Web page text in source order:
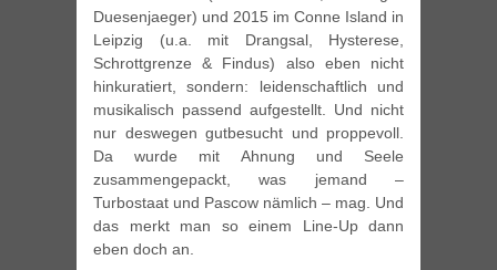
Duesenjaeger) und 2015 im Conne Island in
Leipzig (u.a. mit Drangsal, Hysterese,
Schrottgrenze & Findus) also eben nicht
hinkuratiert, sondern: leidenschaftlich und
musikalisch passend aufgestellt. Und nicht
nur deswegen gutbesucht und proppevoll.
Da wurde mit Ahnung und Seele
zusammengepackt, was jemand –
Turbostaat und Pascow nämlich – mag. Und
das merkt man so einem Line-Up dann
eben doch an.